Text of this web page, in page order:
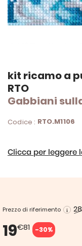
kit ricamo a
RTO
Gabbiani
Codice : RTO.M1106
Clicca per leggere
Prezzo di riferimento 28
19€81 -30%
Vai
all'inizio
della
galleria
immagini